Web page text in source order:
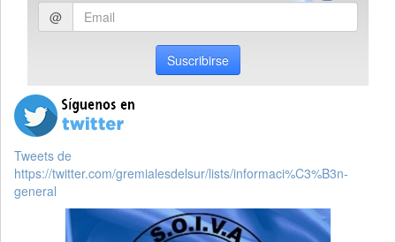
Ingresar
email
@
Suscribirse
Tweets de
https://twitter.com/gremialesdelsur/lists/informaci%C3%B3n-
general